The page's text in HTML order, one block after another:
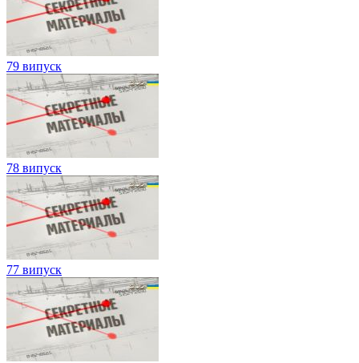
79 випуск
78 випуск
77 випуск